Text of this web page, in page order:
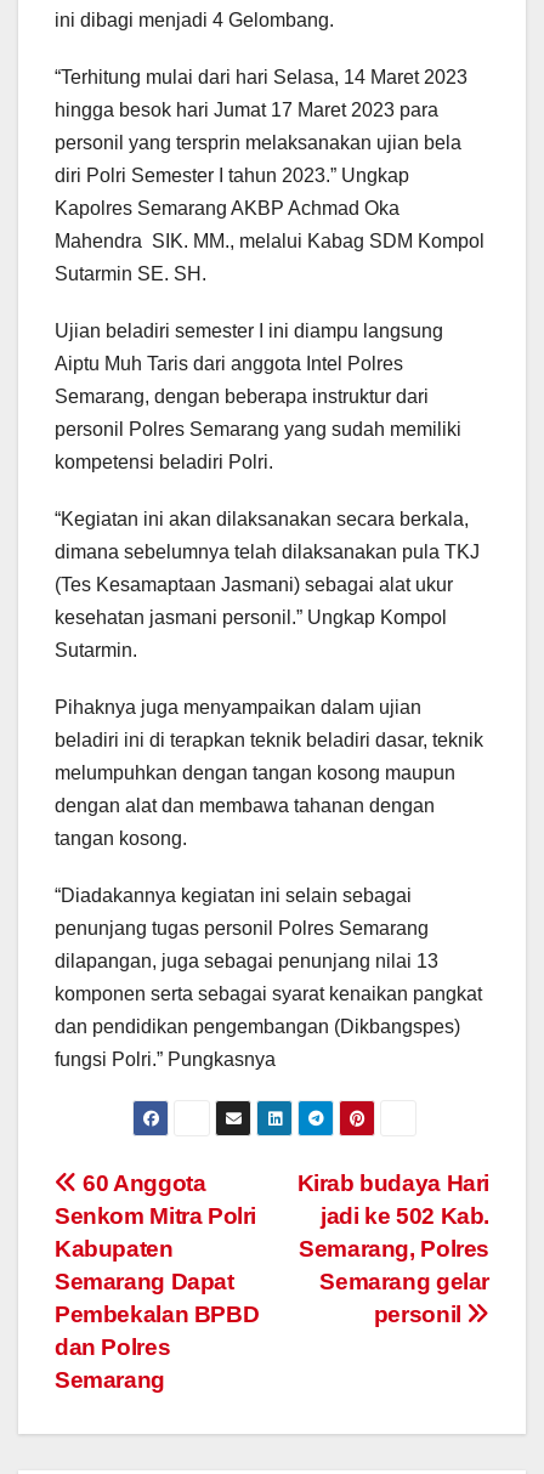
ini dibagi menjadi 4 Gelombang.
“Terhitung mulai dari hari Selasa, 14 Maret 2023
hingga besok hari Jumat 17 Maret 2023 para
personil yang tersprin melaksanakan ujian bela
diri Polri Semester I tahun 2023.” Ungkap
Kapolres Semarang AKBP Achmad Oka
Mahendra SIK. MM., melalui Kabag SDM Kompol
Sutarmin SE. SH.
Ujian beladiri semester I ini diampu langsung
Aiptu Muh Taris dari anggota Intel Polres
Semarang, dengan beberapa instruktur dari
personil Polres Semarang yang sudah memiliki
kompetensi beladiri Polri.
“Kegiatan ini akan dilaksanakan secara berkala,
dimana sebelumnya telah dilaksanakan pula TKJ
(Tes Kesamaptaan Jasmani) sebagai alat ukur
kesehatan jasmani personil.” Ungkap Kompol
Sutarmin.
Pihaknya juga menyampaikan dalam ujian
beladiri ini di terapkan teknik beladiri dasar, teknik
melumpuhkan dengan tangan kosong maupun
dengan alat dan membawa tahanan dengan
tangan kosong.
“Diadakannya kegiatan ini selain sebagai
penunjang tugas personil Polres Semarang
dilapangan, juga sebagai penunjang nilai 13
komponen serta sebagai syarat kenaikan pangkat
dan pendidikan pengembangan (Dikbangspes)
fungsi Polri.” Pungkasnya
Post
navigation
Kirab budaya Hari
jadi ke 502 Kab.
Semarang, Polres
Semarang gelar
personil
60 Anggota
Senkom Mitra Polri
Kabupaten
Semarang Dapat
Pembekalan BPBD
dan Polres
Semarang